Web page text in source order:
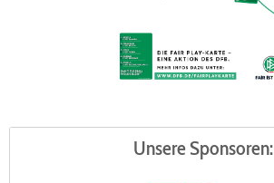
Unsere Sponsoren: